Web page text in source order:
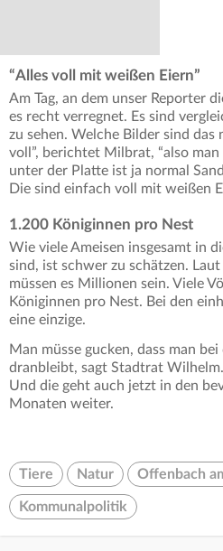
“Alles voll mit weißen Eiern”
Am Tag, an dem unser Reporter
es recht verregnet. Es sind
zu sehen. Welche Bilder sind das
voll”, berichtet Milbrat, “also
unter der Platte ist ja normal
Die sind einfach voll mit weißen
1.200 Königinnen pro Nest
Wie viele Ameisen insgesamt in
sind, ist schwer zu schätzen.
müssen es Millionen sein. Viele
Königinnen pro Nest. Bei den
eine einzige.
Man müsse gucken, dass man
dranbleibt, sagt Stadtrat
Und die geht auch jetzt in den
Monaten weiter.
Tiere Natur Offenbach
Kommunalpolitik